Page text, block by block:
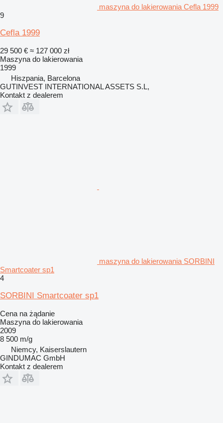
maszyna do lakierowania Cefla 1999
9
Cefla 1999
29 500 € ≈ 127 000 zł
Maszyna do lakierowania
1999
Hiszpania, Barcelona
GUTINVEST INTERNATIONAL ASSETS S.L,
Kontakt z dealerem
maszyna do lakierowania SORBINI
Smartcoater sp1
4
SORBINI Smartcoater sp1
Cena na żądanie
Maszyna do lakierowania
2009
8 500 m/g
Niemcy, Kaiserslautern
GINDUMAC GmbH
Kontakt z dealerem